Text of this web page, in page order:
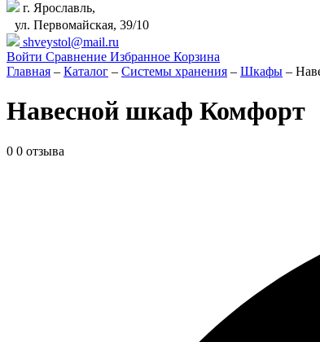
г. Ярославль,
ул. Первомайская, 39/10
shveystol@mail.ru
Войти Сравнение Избранное Корзина
Главная – Каталог – Системы хранения – Шкафы –
Навесной шкаф Комфорт
0 0 отзыва